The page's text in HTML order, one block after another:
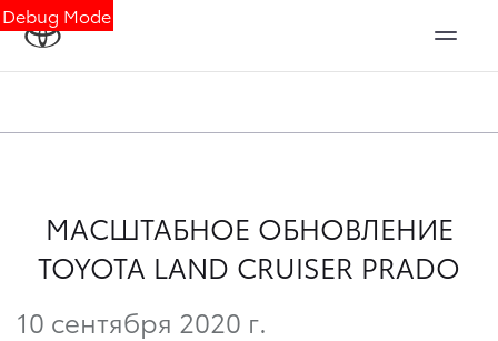
Debug Mode
МАСШТАБНОЕ ОБНОВЛЕНИЕ
TOYOTA LAND CRUISER PRADO
10 сентября 2020 г.